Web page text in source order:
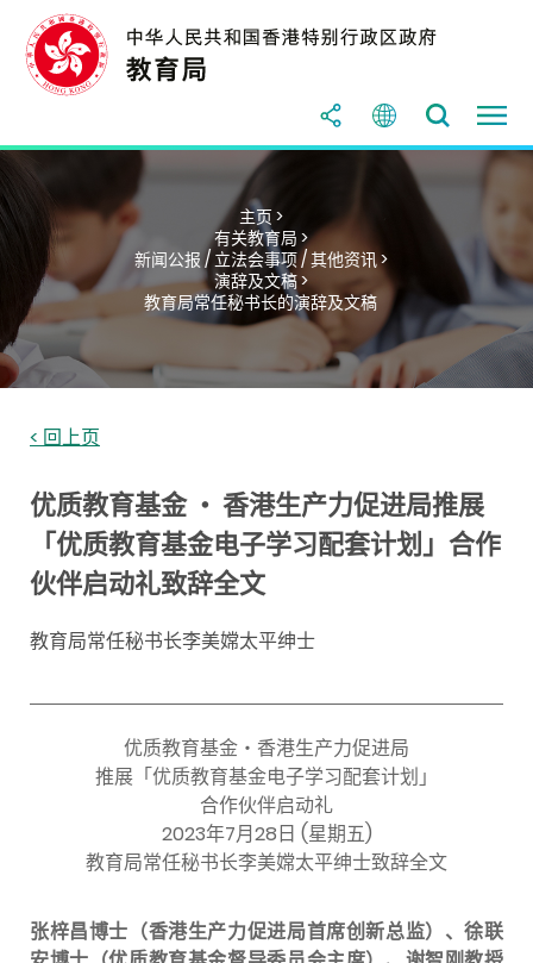
主页 >
有关教育局 >
新闻公报 / 立法会事项 / 其他资讯 >
演辞及文稿 >
教育局常任秘书长的演辞及文稿
< 回上页
优质教育基金 ‧ 香港生产力促进局推展
「优质教育基金电子学习配套计划」合作
伙伴启动礼致辞全文
教育局常任秘书长李美嫦太平绅士
优质教育基金‧香港生产力促进局
推展「优质教育基金电子学习配套计划」
合作伙伴启动礼
2023年7月28日 (星期五)
教育局常任秘书长李美嫦太平绅士致辞全文
张梓昌博士（香港生产力促进局首席创新总监）、徐联